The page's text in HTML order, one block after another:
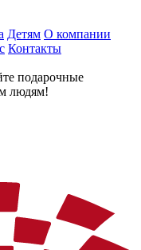
Детям О компании
Контакты
подарочные
людям!